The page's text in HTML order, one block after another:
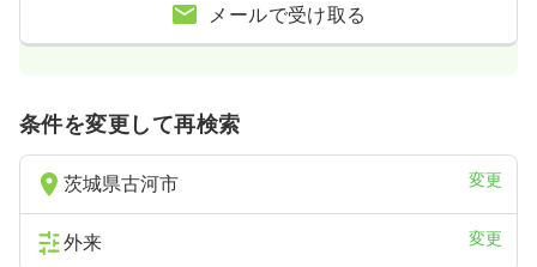
メールで受け取る
条件を変更して再検索
茨城県古河市 変更
外来 変更